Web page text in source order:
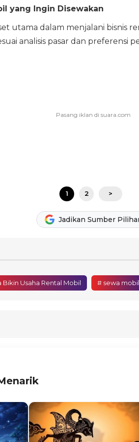
yang Ingin Disewakan
utama dalam menjalani bisnis
analisis pasar dan preferensi
1 2 >
Jadikan Sumber
Bikin Usaha Rental Mobil # sewa mobil